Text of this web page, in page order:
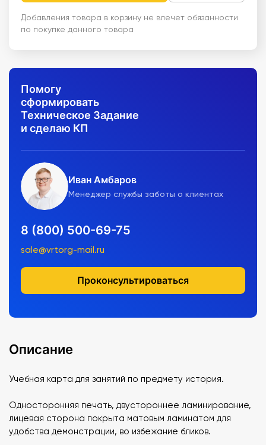
Добавления товара в корзину не влечет обязанности
по покупке данного товара
Помогу
сформировать
Техническое Задание
и сделаю КП
Иван Амбаров
Менеджер службы заботы о клиентах
8 (800) 500-69-75
sale@vrtorg-mail.ru
Проконсультироваться
Описание
Учебная карта для занятий по предмету история.
Односторонняя печать, двустороннее ламинирование,
лицевая сторона покрыта матовым ламинатом для
удобства демонстрации, во избежание бликов.